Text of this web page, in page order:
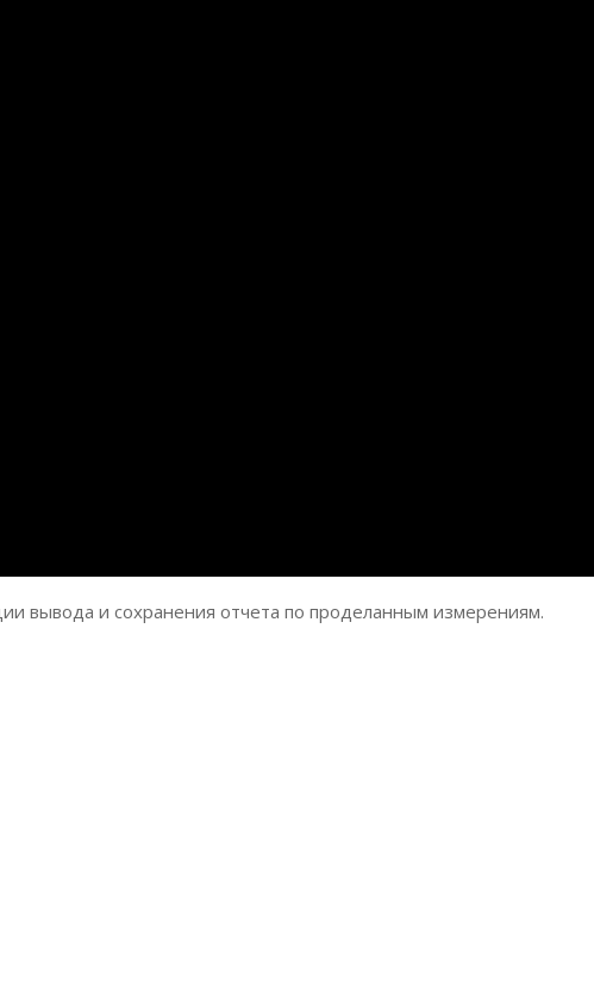
вывода и сохранения отчета по проделанным измерениям.